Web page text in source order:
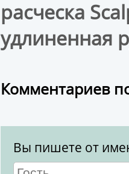
расческа
удлиненная
Комментариев
Вы пишете от